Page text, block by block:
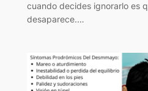
cuando decides ignorarlo es
desaparece.…